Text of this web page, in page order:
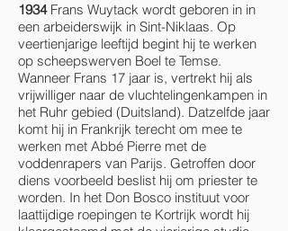
1934Frans Wuytack wordt geboren in in
een arbeiderswijk in Sint-Niklaas. Op
veertienjarige leeftijd begint hij te werken
op scheepswerven Boel te Temse.
Wanneer Frans 17 jaar is, vertrekt hij als
vrijwilliger naar de vluchtelingenkampen in
het Ruhr gebied (Duitsland). Datzelfde jaar
komt hij in Frankrijk terecht om mee te
werken met Abbé Pierre met de
voddenrapers van Parijs. Getroffen door
diens voorbeeld beslist hij om priester te
worden. In het Don Bosco instituut voor
laattijdige roepingen te Kortrijk wordt hij